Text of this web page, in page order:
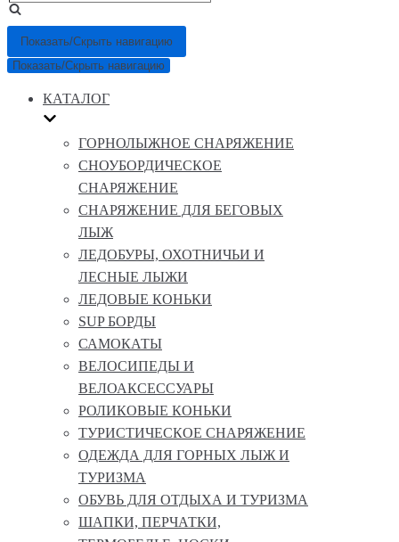
Показать/Скрыть навигацию
Показать/Скрыть навигацию
КАТАЛОГ
ГОРНОЛЫЖНОЕ СНАРЯЖЕНИЕ
СНОУБОРДИЧЕСКОЕ
СНАРЯЖЕНИЕ
СНАРЯЖЕНИЕ ДЛЯ БЕГОВЫХ
ЛЫЖ
ЛЕДОБУРЫ, ОХОТНИЧЬИ И
ЛЕСНЫЕ ЛЫЖИ
ЛЕДОВЫЕ КОНЬКИ
SUP БОРДЫ
САМОКАТЫ
ВЕЛОСИПЕДЫ И
ВЕЛОАКСЕССУАРЫ
РОЛИКОВЫЕ КОНЬКИ
ТУРИСТИЧЕСКОЕ СНАРЯЖЕНИЕ
ОДЕЖДА ДЛЯ ГОРНЫХ ЛЫЖ И
ТУРИЗМА
ОБУВЬ ДЛЯ ОТДЫХА И ТУРИЗМА
ШАПКИ, ПЕРЧАТКИ,